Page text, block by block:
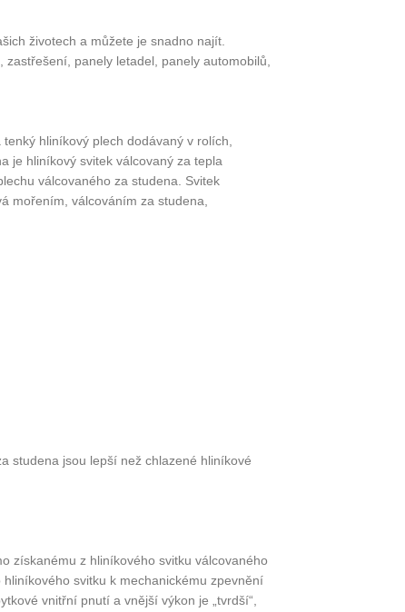
životech a můžete je snadno najít.
panely letadel, panely automobilů,
hliníkový plech dodávaný v rolích,
je hliníkový svitek válcovaný za tepla
válcovaného za studena. Svitek
mořením, válcováním za studena,
studena jsou lepší než chlazené hliníkové
získanému z hliníkového svitku válcovaného
svitku k mechanickému zpevnění
vnitřní pnutí a vnější výkon je „tvrdší“,